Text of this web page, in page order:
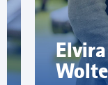
Elvira